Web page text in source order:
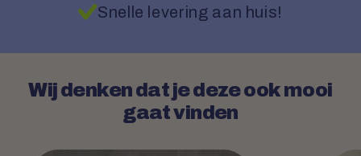
Snelle levering aan huis!
Wij denken dat je deze ook mooi
gaat vinden